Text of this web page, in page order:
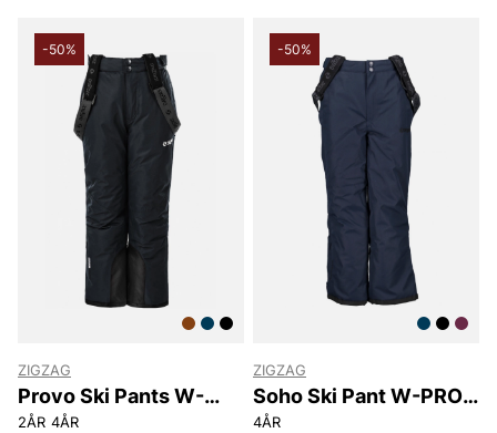
-50%
ZIGZAG
Provo Ski Pants W-
PRO
2ÅR 4ÅR
-50%
ZIGZAG
Soho Ski Pant W-PRO
10000
4ÅR